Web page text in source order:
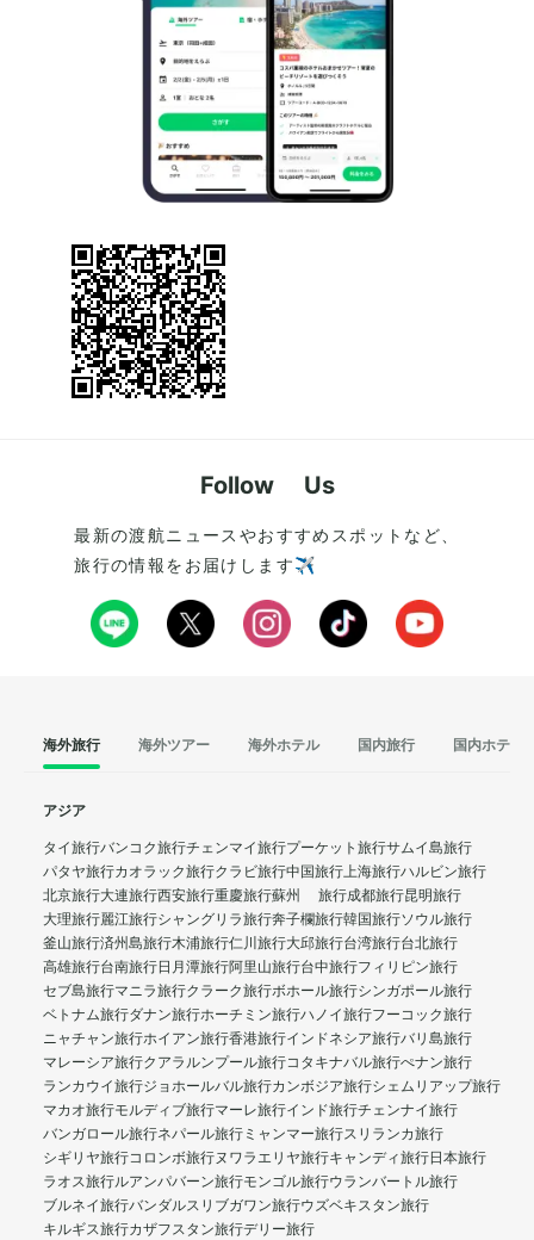
Follow Us
最新の渡航ニュースやおすすめスポットなど、
旅行の情報をお届けします✈️
海外旅行 海外ツアー 海外ホテル 国内旅行 国内ホテル
アジア
タイ旅行バンコク旅行チェンマイ旅行プーケット旅行サムイ島旅行
パタヤ旅行カオラック旅行クラビ旅行中国旅行上海旅行ハルビン旅行
北京旅行大連旅行西安旅行重慶旅行蘇州 旅行成都旅行昆明旅行
大理旅行麗江旅行シャングリラ旅行奔子欄旅行韓国旅行ソウル旅行
釜山旅行済州島旅行木浦旅行仁川旅行大邱旅行台湾旅行台北旅行
高雄旅行台南旅行日月潭旅行阿里山旅行台中旅行フィリピン旅行
セブ島旅行マニラ旅行クラーク旅行ボホール旅行シンガポール旅行
ベトナム旅行ダナン旅行ホーチミン旅行ハノイ旅行フーコック旅行
ニャチャン旅行ホイアン旅行香港旅行インドネシア旅行バリ島旅行
マレーシア旅行クアラルンプール旅行コタキナバル旅行ぺナン旅行
ランカウイ旅行ジョホールバル旅行カンボジア旅行シェムリアップ旅行
マカオ旅行モルディブ旅行マーレ旅行インド旅行チェンナイ旅行
バンガロール旅行ネパール旅行 ミャンマー旅行スリランカ旅行
シギリヤ旅行コロンボ旅行ヌワラエリヤ旅行キャンディ旅行日本旅行
ラオス旅行ルアンパバーン旅行モンゴル旅行ウランバートル旅行
ブルネイ旅行バンダルスリブガワン旅行ウズベキスタン旅行
キルギス旅行カザフスタン旅行デリー旅行